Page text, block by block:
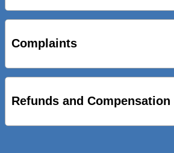
CICLOPEDONALE FAL CONSEGNA
OPERE DEL PROGETTO
AL VIA SERVIZIO DI BIKE SHARING A
VAIMOO PER UTENTI FAL SCONTI
Complaints
Refunds and Compensation